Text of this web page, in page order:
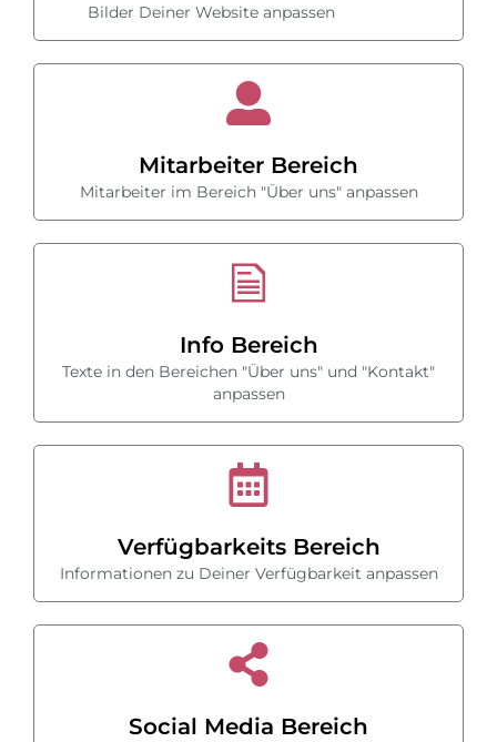
Bilder Deiner Website anpassen
Mitarbeiter Bereich
Mitarbeiter im Bereich "Über uns" anpassen
Info Bereich
Texte in den Bereichen "Über uns" und "Kontakt"
anpassen
Verfügbarkeits Bereich
Informationen zu Deiner Verfügbarkeit anpassen
Social Media Bereich